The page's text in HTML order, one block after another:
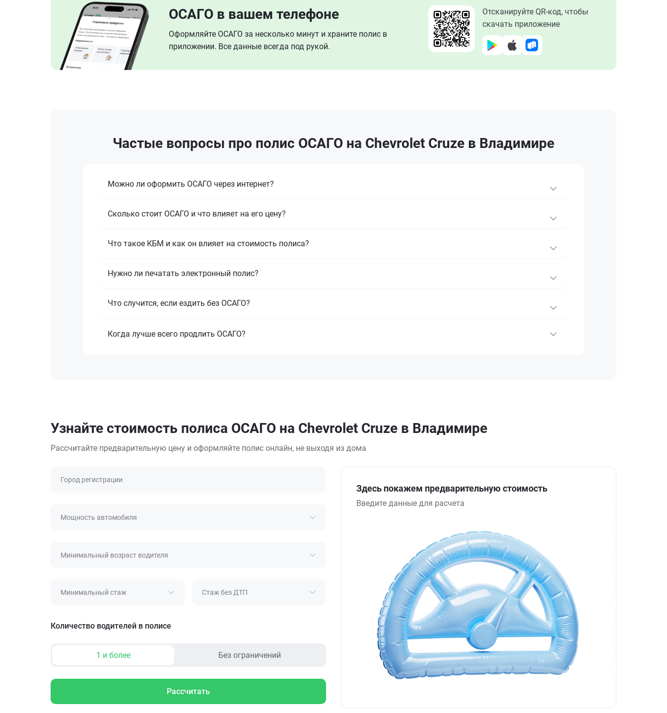
ОСАГО в вашем телефоне
Оформляйте ОСАГО за несколько минут и храните полис в
приложении. Все данные всегда под рукой.
Отсканируйте QR-код, чтобы
скачать приложение
Частые вопросы про полис ОСАГО на Chevrolet Cruze в Владимире
Можно ли оформить ОСАГО через интернет?
Сколько стоит ОСАГО и что влияет на его цену?
Что такое КБМ и как он влияет на стоимость полиса?
Нужно ли печатать электронный полис?
Что случится, если ездить без ОСАГО?
Когда лучше всего продлить ОСАГО?
Узнайте стоимость полиса ОСАГО на Chevrolet Cruze в Владимире
Рассчитайте предварительную цену и оформляйте полис онлайн, не выходя из дома
Город регистрации
Мощность автомобиля
Минимальный возраст водителя
Минимальный стаж Стаж без ДТП
Количество водителей в полисе
1 и более Без ограничений
Рассчитать
Здесь покажем предварительную стоимость
Введите данные для расчета